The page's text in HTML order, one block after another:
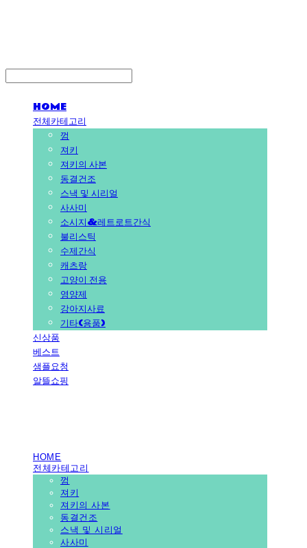
HOME
전체카테고리
껌
져키
져키의 사본
동결건조
스낵 및 시리얼
사사미
소시지&레트로트간식
불리스틱
수제간식
캐츠랑
고양이 전용
영양제
강아지사료
기타(용품)
신상품
베스트
샘플요청
알뜰쇼핑
HOME
전체카테고리
껌
져키
져키의 사본
동결건조
스낵 및 시리얼
사사미